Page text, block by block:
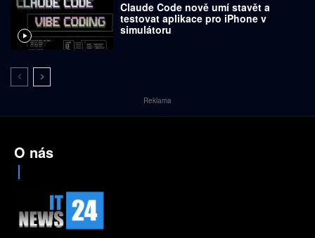
Claude Code nově umí stavět a
testovat aplikace pro iPhone v
simulátoru
Reklama
O nás